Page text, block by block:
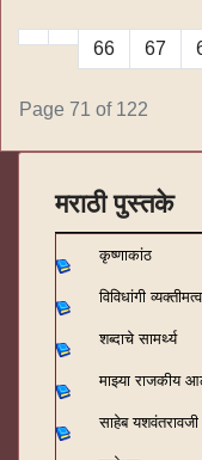
66 67
Page 71 of 122
मराठी पुस्तके
कृष्णाकांठ
विविधांगी व्यक्तीमत्व
शब्दाचे सामर्थ्य
माझ्या राजकीय
साहेब यशवंतरावजी